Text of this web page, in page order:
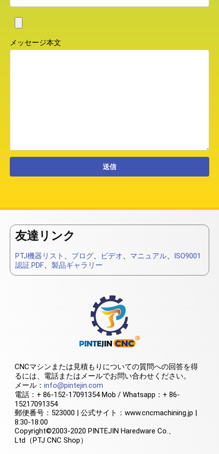
メッセージ本文
友達リンク
PTJ機器リスト 、 ブログ、 ビデオ、 マニュアル、 ISO9001
認証.PDF、 製品ギャラリー
CNCマシンまたは見積もりについての質問への回答を得
るには、電話またはメールでお問い合わせください。
メール： info@pintejin.com
電話：+ 86-152-17091354 Mob / Whatsapp：+ 86-
15217091354
郵便番号：523000 | 公式サイト：www.cncmachining.jp |
8:30-18:00
Copyright©2003-2020 PINTEJIN Haredware Co.、
Ltd（PTJ CNC Shop）